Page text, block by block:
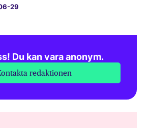
29
Du kan vara anonym.
redaktionen